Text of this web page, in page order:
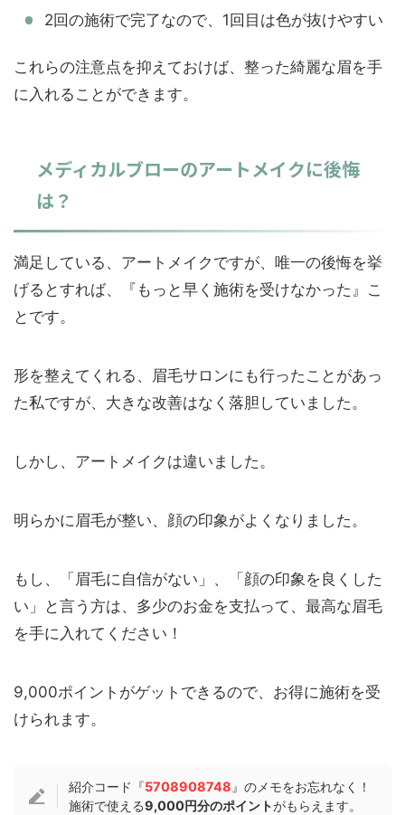
2回の施術で完了なので、1回目は色が抜けやすい
これらの注意点を抑えておけば、整った綺麗な眉を手
に入れることができます。
メディカルブローのアートメイクに後悔
は？
満足している、アートメイクですが、唯一の後悔を挙
げるとすれば、『もっと早く施術を受けなかった』こ
とです。
形を整えてくれる、眉毛サロンにも行ったことがあっ
た私ですが、大きな改善はなく落胆していました。
しかし、アートメイクは違いました。
明らかに眉毛が整い、顔の印象がよくなりました。
もし、「眉毛に自信がない」、「顔の印象を良くした
い」と言う方は、多少のお金を支払って、最高な眉毛
を手に入れてください！
9,000ポイントがゲットできるので、お得に施術を受
けられます。
紹介コード『5708908748 』のメモをお忘れなく！
施術で使える9,000円分のポイントがもらえます。